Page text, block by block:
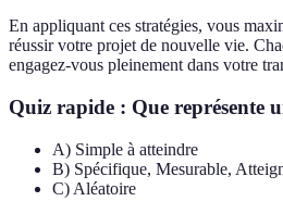
En appliquant ces stratégies, vous
réussir votre projet de nouvelle vie.
engagez-vous pleinement dans votre
Quiz rapide : Que représente
A) Simple à atteindre
B) Spécifique, Mesurable,
C) Aléatoire